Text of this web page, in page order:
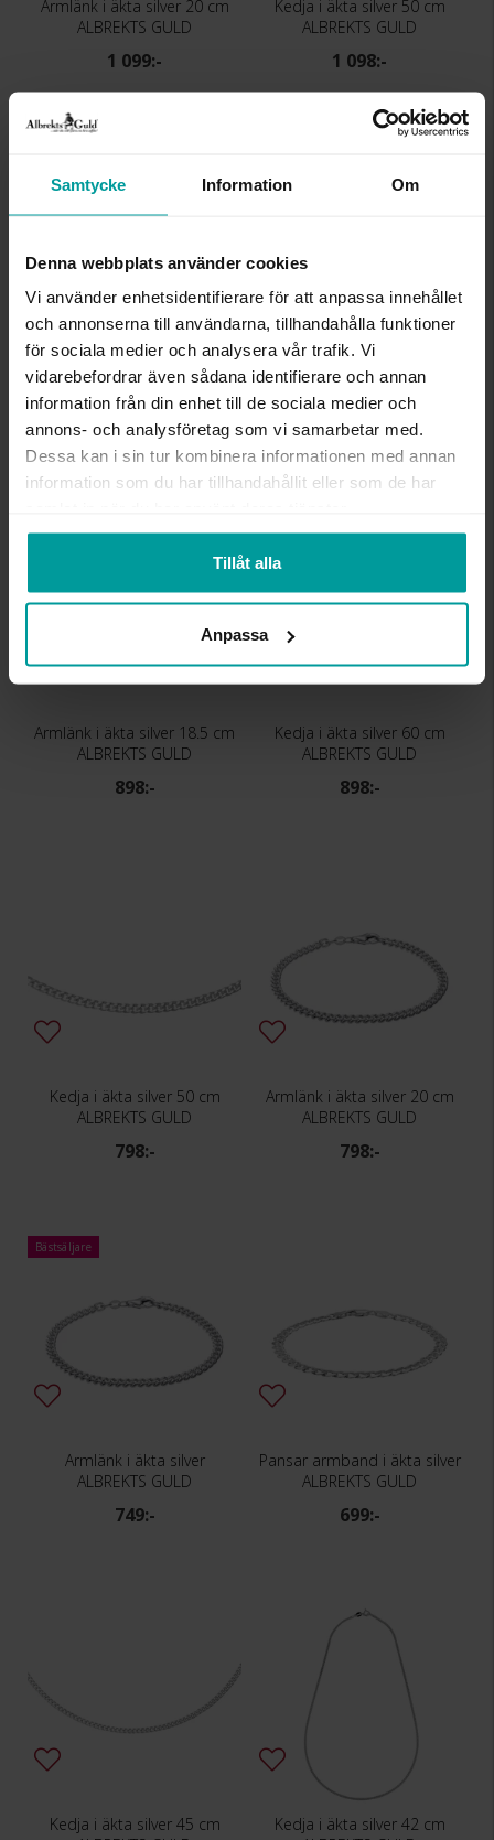
Samtycke Information Om
Denna webbplats använder cookies
Vi använder enhetsidentifierare för att anpassa innehållet
och annonserna till användarna, tillhandahålla funktioner
för sociala medier och analysera vår trafik. Vi
vidarebefordrar även sådana identifierare och annan
information från din enhet till de sociala medier och
annons- och analysföretag som vi samarbetar med.
Dessa kan i sin tur kombinera informationen med annan
information som du har tillhandahållit eller som de har
Tillåt alla
Anpassa
Armlänk i äkta silver 20 cm
ALBREKTS GULD
1 099:-
Kedja i äkta silver 50 cm
ALBREKTS GULD
1 098:-
Kedja i äkta silver 45 cm
ALBREKTS GULD
998:-
Kedja i äkta silver 70 cm
998:-
Armlänk i äkta silver 18.5 cm
ALBREKTS GULD
898:-
Kedja i äkta silver 60 cm
ALBREKTS GULD
898:-
Kedja i äkta silver 50 cm
ALBREKTS GULD
798:-
Armlänk i äkta silver 20 cm
ALBREKTS GULD
798:-
Bästsäljare
Armlänk i äkta silver
ALBREKTS GULD
749:-
Pansar armband i äkta silver
ALBREKTS GULD
699:-
Kedja i äkta silver 45 cm
Kedja i äkta silver 42 cm